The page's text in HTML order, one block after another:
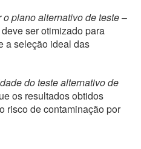
plano alternativo de teste–
ser otimizado para
a seleção ideal das
do teste alternativo de
os resultados obtidos
risco de contaminação por